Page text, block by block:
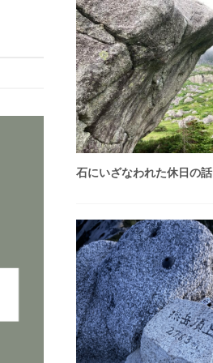
石にいざなわれた休日の話